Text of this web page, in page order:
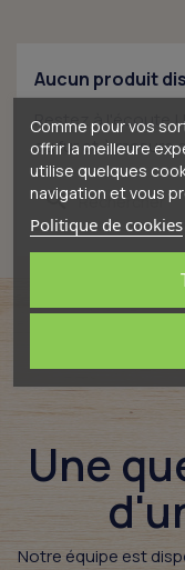
Aucun produit
Restez à l'écoute !
au fur et à mesure
search
Une
Notre équipe est
Comme pour vos
offrir la meilleure
utilise quelques
navigation et vous
Politique de cookies